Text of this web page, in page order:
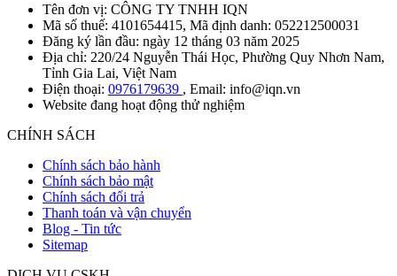
Tên đơn vị: CÔNG TY TNHH IQN
Mã số thuế: 4101654415, Mã định danh: 052212500031
Đăng ký lần đầu: ngày 12 tháng 03 năm 2025
Địa chỉ: 220/24 Nguyễn Thái Học, Phường Quy Nhơn Nam,
Tỉnh Gia Lai, Việt Nam
Điện thoại: 0976179639 , Email: info@iqn.vn
Website đang hoạt động thử nghiệm
CHÍNH SÁCH
Chính sách bảo hành
Chính sách bảo mật
Chính sách đổi trả
Thanh toán và vận chuyển
Blog - Tin tức
Sitemap